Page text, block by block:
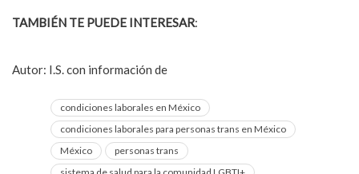
TAMBIÉN TE PUEDE INTERESAR:
Autor: I.S. con información de
condiciones laborales en México
condiciones laborales para personas trans en México
México
personas trans